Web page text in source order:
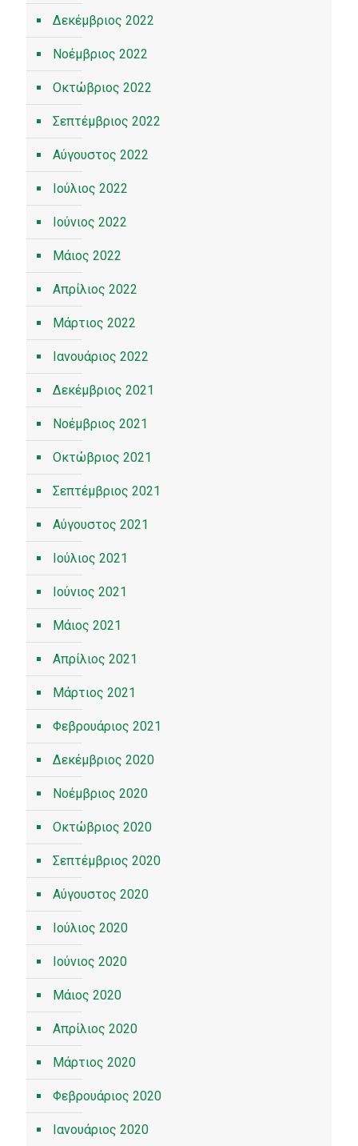
Δεκέμβριος 2022
Νοέμβριος 2022
Οκτώβριος 2022
Σεπτέμβριος 2022
Αύγουστος 2022
Ιούλιος 2022
Ιούνιος 2022
Μάιος 2022
Απρίλιος 2022
Μάρτιος 2022
Ιανουάριος 2022
Δεκέμβριος 2021
Νοέμβριος 2021
Οκτώβριος 2021
Σεπτέμβριος 2021
Αύγουστος 2021
Ιούλιος 2021
Ιούνιος 2021
Μάιος 2021
Απρίλιος 2021
Μάρτιος 2021
Φεβρουάριος 2021
Δεκέμβριος 2020
Νοέμβριος 2020
Οκτώβριος 2020
Σεπτέμβριος 2020
Αύγουστος 2020
Ιούλιος 2020
Ιούνιος 2020
Μάιος 2020
Απρίλιος 2020
Μάρτιος 2020
Φεβρουάριος 2020
Ιανουάριος 2020